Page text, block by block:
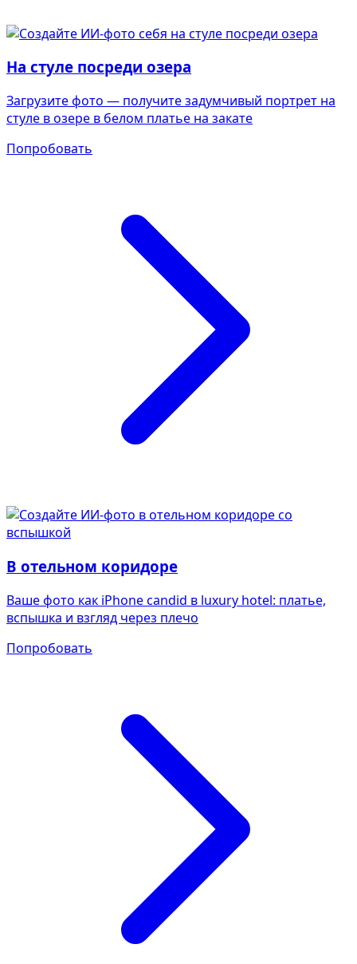
На стуле посреди озера
Загрузите фото — получите задумчивый портрет на
стуле в озере в белом платье на закате
Попробовать
В отельном коридоре
Ваше фото как iPhone candid в luxury hotel: платье,
вспышка и взгляд через плечо
Попробовать